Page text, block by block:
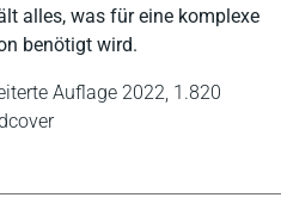
alles, was für eine komplexe
benötigt wird.
Auflage 2022, 1.820